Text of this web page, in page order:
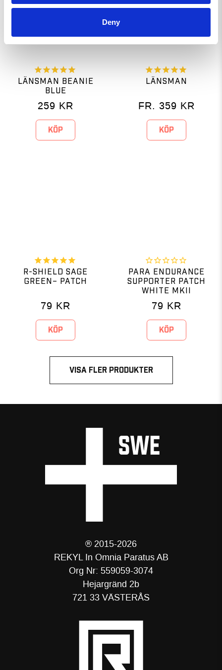
Deny
LÄNSMAN BEANIE
BLUE
259 KR
KÖP
LÄNSMAN
FR. 359 KR
KÖP
R-SHIELD SAGE
GREEN– PATCH
79 KR
KÖP
PARA ENDURANCE
SUPPORTER PATCH
WHITE MKII
79 KR
KÖP
VISA FLER PRODUKTER
® 2015-2026
REKYL In Omnia Paratus AB
Org Nr: 559059-3074
Hejargränd 2b
721 33 VÄSTERÅS